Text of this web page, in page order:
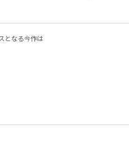
となる今作は